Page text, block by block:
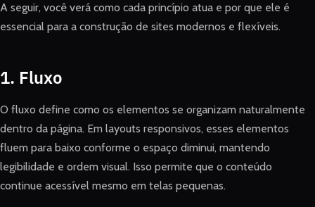
A seguir, você verá como cada princípio atua e por que ele é
essencial para a construção de sites modernos e flexíveis.
1. Fluxo
O fluxo define como os elementos se organizam naturalmente
dentro da página. Em layouts responsivos, esses elementos
fluem para baixo conforme o espaço diminui, mantendo
legibilidade e ordem visual. Isso permite que o conteúdo
continue acessível mesmo em telas pequenas.